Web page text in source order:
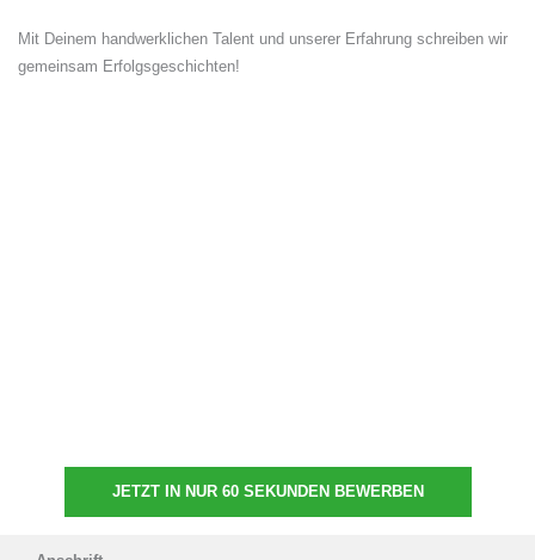
Mit Deinem handwerklichen Talent und unserer Erfahrung schreiben wir
gemeinsam Erfolgsgeschichten!
JETZT IN NUR 60 SEKUNDEN BEWERBEN